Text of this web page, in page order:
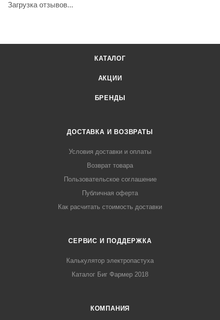
Загрузка отзывов...
КАТАЛОГ
АКЦИИ
БРЕНДЫ
ДОСТАВКА И ВОЗВРАТЫ
Условия доставки и оплаты
Возврат товара
Пользовательское соглашение
Публичная оферта
Как расчитать стоимость доставки
СЕРВИС И ПОДДЕРЖКА
Калькулятор электропастуха
Каталог Биг Фармер 2018
КОМПАНИЯ